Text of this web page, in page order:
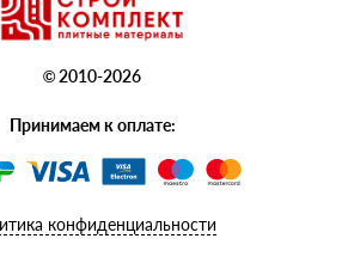
© 2010-2026
Принимаем к оплате:
конфиденциальности